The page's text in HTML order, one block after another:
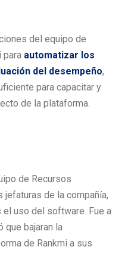
del equipo de
para automatizar los
del desempeño,
para capacitar y
de la plataforma.
de Recursos
jefaturas de la compañía,
uso del software. Fue a
bajaran la
de Rankmi a sus